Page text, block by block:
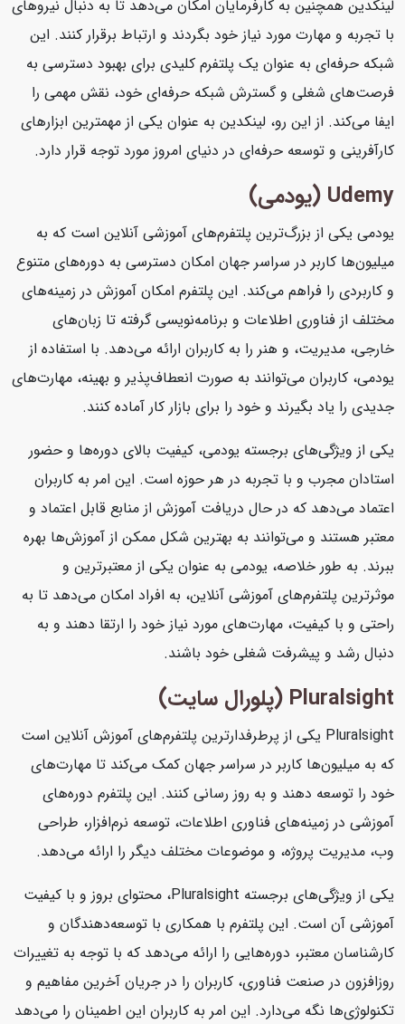
لینکدین همچنین به کارفرمایان امکان می‌دهد تا به دنبال نیروهای
با تجربه و مهارت مورد نیاز خود بگردند و ارتباط برقرار کنند. این
شبکه حرفه‌ای به عنوان یک پلتفرم کلیدی برای بهبود دسترسی به
فرصت‌های شغلی و گسترش شبکه حرفه‌ای خود، نقش مهمی را
ایفا می‌کند. از این رو، لینکدین به عنوان یکی از مهمترین ابزارهای
کارآفرینی و توسعه حرفه‌ای در دنیای امروز مورد توجه قرار دارد.
Udemy (یودمی)
یودمی یکی از بزرگ‌ترین پلتفرم‌های آموزشی آنلاین است که به
میلیون‌ها کاربر در سراسر جهان امکان دسترسی به دوره‌های متنوع
و کاربردی را فراهم می‌کند. این پلتفرم امکان آموزش در زمینه‌های
مختلف از فناوری اطلاعات و برنامه‌نویسی گرفته تا زبان‌های
خارجی، مدیریت، و هنر را به کاربران ارائه می‌دهد. با استفاده از
یودمی، کاربران می‌توانند به صورت انعطاف‌پذیر و بهینه، مهارت‌های
جدیدی را یاد بگیرند و خود را برای بازار کار آماده کنند.
یکی از ویژگی‌های برجسته یودمی، کیفیت بالای دوره‌ها و حضور
استادان مجرب و با تجربه در هر حوزه است. این امر به کاربران
اعتماد می‌دهد که در حال دریافت آموزش از منابع قابل اعتماد و
معتبر هستند و می‌توانند به بهترین شکل ممکن از آموزش‌ها بهره
ببرند. به طور خلاصه، یودمی به عنوان یکی از معتبرترین و
موثرترین پلتفرم‌های آموزشی آنلاین، به افراد امکان می‌دهد تا به
راحتی و با کیفیت، مهارت‌های مورد نیاز خود را ارتقا دهند و به
دنبال رشد و پیشرفت شغلی خود باشند.
Pluralsight (پلورال سایت)
Pluralsight یکی از پرطرفدارترین پلتفرم‌های آموزش آنلاین است
که به میلیون‌ها کاربر در سراسر جهان کمک می‌کند تا مهارت‌های
خود را توسعه دهند و به روز رسانی کنند. این پلتفرم دوره‌های
آموزشی در زمینه‌های فناوری اطلاعات، توسعه نرم‌افزار، طراحی
وب، مدیریت پروژه، و موضوعات مختلف دیگر را ارائه می‌دهد.
یکی از ویژگی‌های برجسته Pluralsight، محتوای بروز و با کیفیت
آموزشی آن است. این پلتفرم با همکاری با توسعه‌دهندگان و
کارشناسان معتبر، دوره‌هایی را ارائه می‌دهد که با توجه به تغییرات
روزافزون در صنعت فناوری، کاربران را در جریان آخرین مفاهیم و
تکنولوژی‌ها نگه می‌دارد. این امر به کاربران این اطمینان را می‌دهد